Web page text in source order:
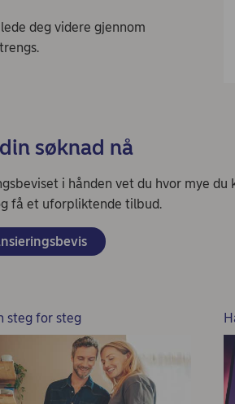
deg videre gjennom
søknad nå
i hånden vet du hvor mye du
få et uforpliktende tilbud.
steg for steg